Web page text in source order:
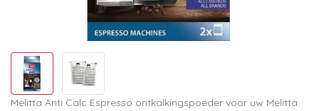
Melitta Anti Calc Espresso ontkalkingspoeder voor uw Melitta